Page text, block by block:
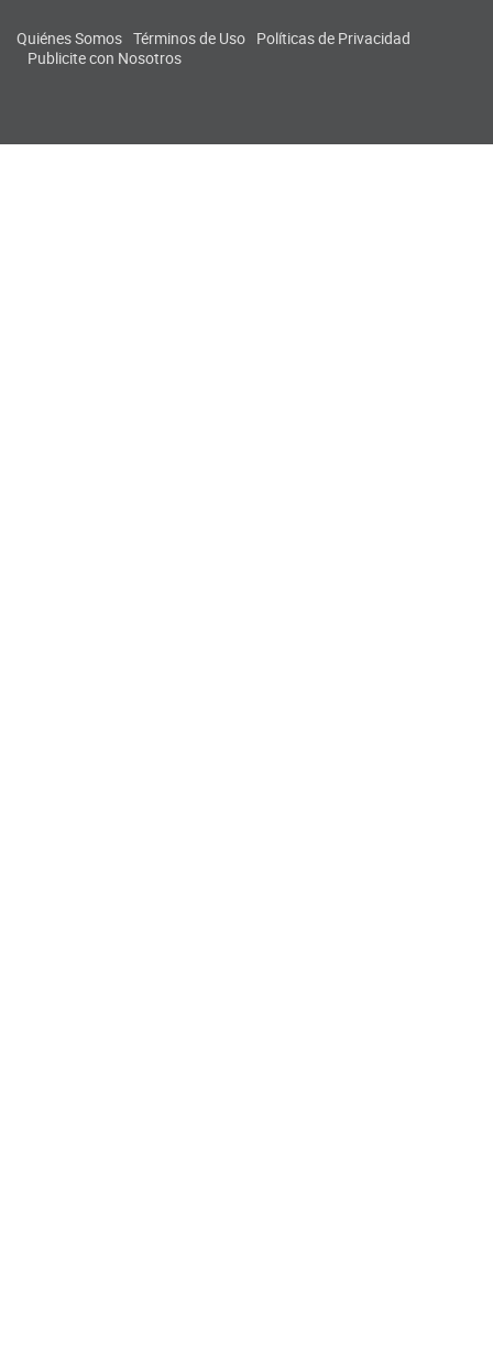
Quiénes Somos Términos de Uso Políticas de Privacidad
Publicite con Nosotros